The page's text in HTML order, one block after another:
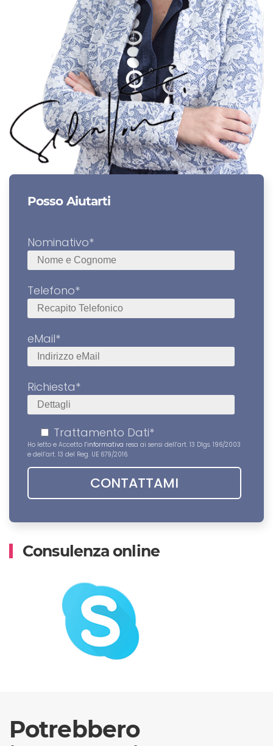
Posso Aiutarti
Nominativo*
Telefono*
eMail*
Richiesta*
Trattamento Dati*
Ho letto e Accetto l’informativa resa ai sensi dell’art. 13 Dlgs. 196/2003
e dell’art. 13 del Reg. UE 679/2016.
Consulenza online
Potrebbero